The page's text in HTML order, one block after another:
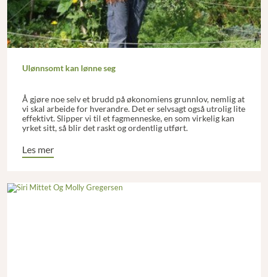
Ulønnsomt kan lønne seg
Å gjøre noe selv et brudd på økonomiens grunnlov, nemlig at
vi skal arbeide for hverandre. Det er selvsagt også utrolig lite
effektivt. Slipper vi til et fagmenneske, en som virkelig kan
yrket sitt, så blir det raskt og ordentlig utført.
Les mer